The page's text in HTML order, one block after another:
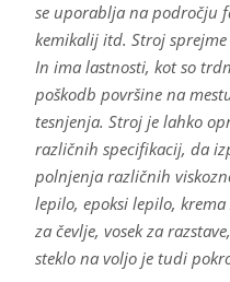
se uporablja na področju
kemikalij itd. Stroj
In ima lastnosti, kot so
poškodb površine na
tesnjenja. Stroj je lahko
različnih specifikacij, da
polnjenja različnih
lepilo, epoksi lepilo,
za čevlje, vosek za
steklo na voljo je tudi